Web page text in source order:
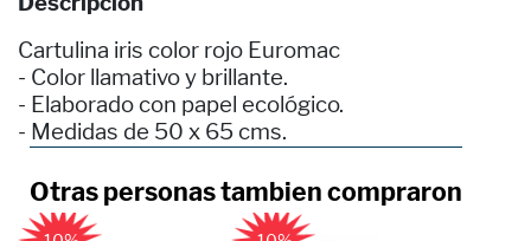
Cartulina iris color rojo Euromac
- Color llamativo y brillante.
- Elaborado con papel ecológico.
- Medidas de 50 x 65 cms.
Otras personas tambien compraron